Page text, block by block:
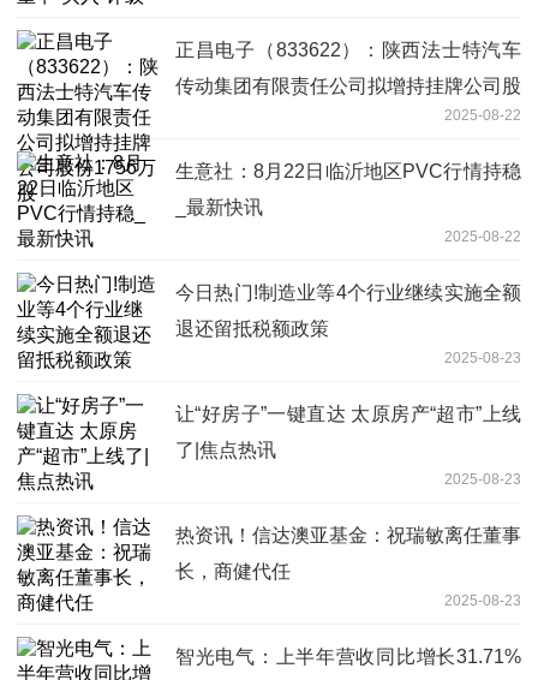
正昌电子（833622）：陕西法士特汽车
传动集团有限责任公司拟增持挂牌公司股
2025-08-22
生意社：8月22日临沂地区PVC行情持稳
_最新快讯
2025-08-22
今日热门!制造业等4个行业继续实施全额
退还留抵税额政策
2025-08-23
让“好房子”一键直达 太原房产“超市”上线
了|焦点热讯
2025-08-23
热资讯！信达澳亚基金：祝瑞敏离任董事
长，商健代任
2025-08-23
智光电气：上半年营收同比增长31.71%